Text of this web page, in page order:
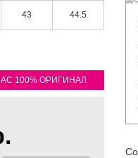
43 44.5
100% ОРИГИНАЛ